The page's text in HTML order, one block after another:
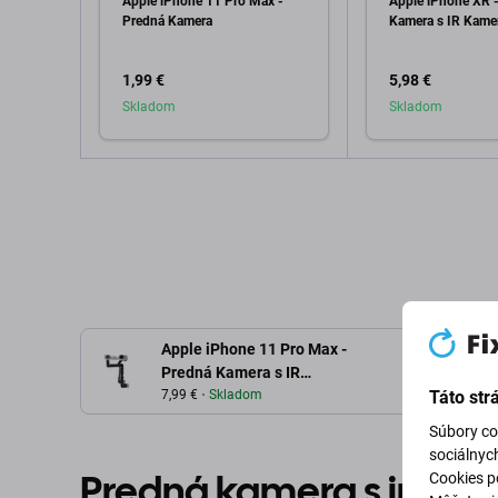
Predná Kamera
1,99 €
Skladom
Kamera s IR
5,98 €
Skladom
Apple iPhone 11 Pro Max -
Predná Kamera s IR
Kamerou
7,99 € Skladom Táto
Súbory
Cookies